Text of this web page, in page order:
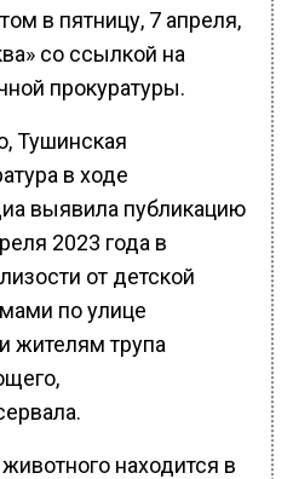
в пятницу, 7 апреля,
со ссылкой на
прокуратуры.
Тушинская
в ходе
выявила публикацию
2023 года в
от детской
по улице
жителям трупа
находится в